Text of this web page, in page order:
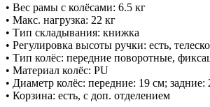
• Вес рамы с колёсами: 6.5 кг
• Макс. нагрузка: 22 кг
• Тип складывания: книжка
• Регулировка высоты ручки: есть,
• Тип колёс: передние поворотные,
• Материал колёс: PU
• Диаметр колёс: передние: 19 см; задние:
• Корзина: есть, с доп. отделением